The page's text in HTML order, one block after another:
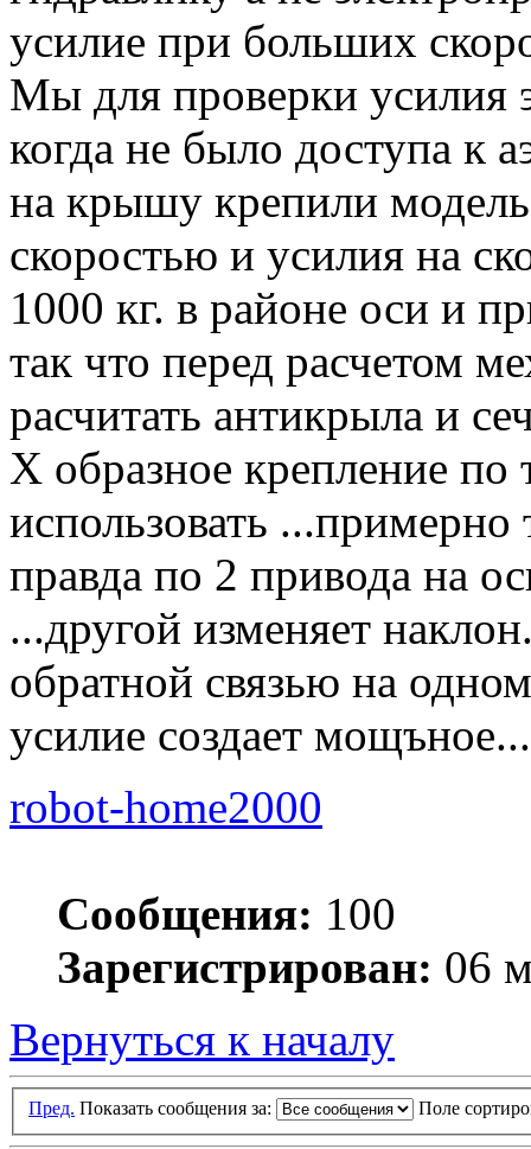
усилие при больших
Мы для проверки усилия
когда не было доступа к
на крышу крепили
скоростью и усилия на
1000 кг. в районе оси и
так что перед расчетом
расчитать антикрыла и
Х образное крепление
использовать
правда по 2 привода на
...другой изменяет
обратной связью на
усилие создает
robot-home2000
Сообщения: 100
Зарегистрирован: 06
Вернуться к началу
Пред. Показать сообщения за: Поле